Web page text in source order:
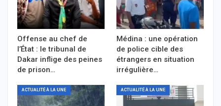
Offense au chef de
l’État : le tribunal de
Dakar inflige des peines
de prison…
Médina : une opération
de police cible des
étrangers en situation
irrégulière…
ACTUALITÉ À LA UNE ACTUALITÉ À LA UNE